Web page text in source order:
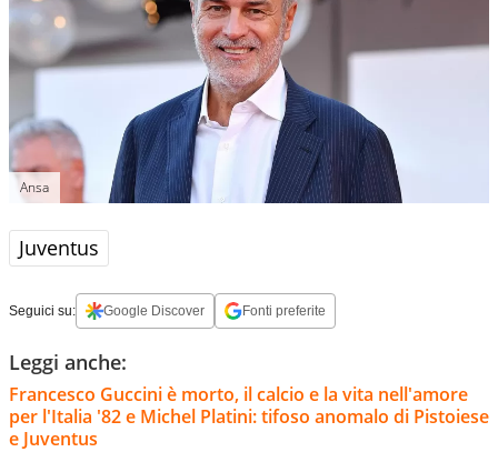
Ansa
Juventus
Seguici su: Google Discover Fonti preferite
Leggi anche:
Francesco Guccini è morto, il calcio e la vita nell'amore
per l'Italia '82 e Michel Platini: tifoso anomalo di Pistoiese
e Juventus